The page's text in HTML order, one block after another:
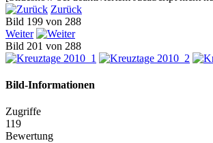
Zurück
Bild 199 von 288
Weiter
Bild 201 von 288
Bild-Informationen
Zugriffe
119
Bewertung